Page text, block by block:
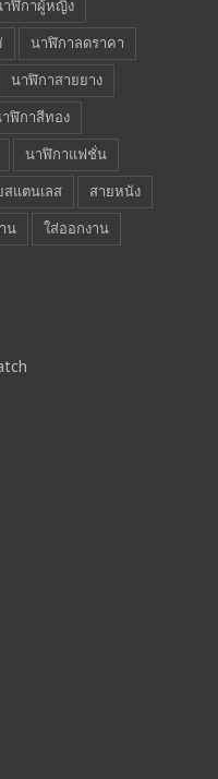
ฬิกาผู้หญิง
นาฬิกาลดราคา
นาฬิกาสายยาง
ฬิกาสีทอง
นาฬิกาแฟชั่น
สแตนเลส
สายหนัง
น ใส่ออกงาน